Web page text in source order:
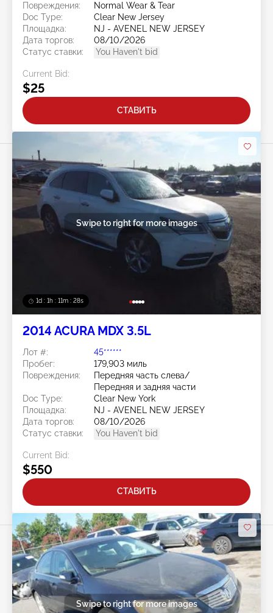
Повреждения:
Normal Wear & Tear
Doc Type:
Clear New Jersey
Площадка:
NJ - AVENEL NEW JERSEY
Дата торгов:
08/10/2026
Статус ставки:
You Haven't bid
Current Bid:
$25
СТАВИТЬ
1d : 1h : 11m : 25s
Swipe to right for more images
2014 ACURA MDX 3.5L
Лот #:
45******
Пробег:
179,903 миль
Повреждения:
Передняя часть слева/
Передняя и задняя части
Doc Type:
Clear New York
Площадка:
NJ - AVENEL NEW JERSEY
Дата торгов:
08/10/2026
Статус ставки:
You Haven't bid
Current Bid:
$550
СТАВИТЬ
Swipe to right for more images